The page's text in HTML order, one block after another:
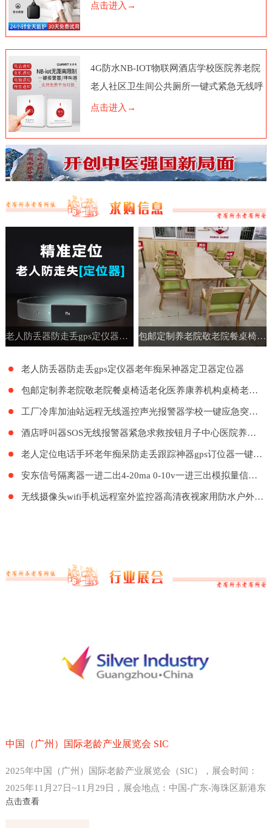
点击进入→
4G防水NB-IOT物联网酒店学校医院养老院
老人社区卫生间公共厕所一键式紧急无线呼
叫报警器按钮电话脑远程
点击进入→
老人防丢器防走丢gps定仪器老年痴呆神器定卫器定位器 包邮定制养老院敬老院餐桌椅适老化医养康养机构桌椅老年公寓家具
老人防丢器防走丢gps定仪器老年痴呆神器定卫器定位器
包邮定制养老院敬老院餐桌椅适老化医养康养机构桌椅老年公寓家具
工厂冷库加油站远程无线遥控声光报警器学校一键应急突发紧急呼叫
酒店呼叫器SOS无线报警器紧急求救按钮月子中心医院养老院LORA远距离呼叫系统餐厅工厂餐饮呼叫器医护呼叫器
老人定位电话手环老年痴呆防走丢跟踪神器gps订位器一键报警手表
安东信号隔离器一进二出4-20ma 0-10v一进三出模拟量信号隔离器
无线摄像头wifi手机远程室外监控器高清夜视家用防水户外探头套装
中国（广州）国际老龄产业展览会 SIC
2025年中国（广州）国际老龄产业展览会（SIC），展会时间：
2025年11月27日~11月29日，展会地点：中国-广东-海珠区新港东
路1000号-广州保利世贸博览馆，主办方：中国老龄产业协会 、
点击查看